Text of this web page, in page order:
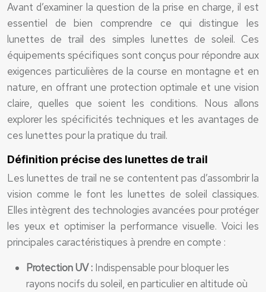
Avant d’examiner la question de la prise en charge, il est
essentiel de bien comprendre ce qui distingue les
lunettes de trail des simples lunettes de soleil. Ces
équipements spécifiques sont conçus pour répondre aux
exigences particulières de la course en montagne et en
nature, en offrant une protection optimale et une vision
claire, quelles que soient les conditions. Nous allons
explorer les spécificités techniques et les avantages de
ces lunettes pour la pratique du trail.
Définition précise des lunettes de trail
Les lunettes de trail ne se contentent pas d’assombrir la
vision comme le font les lunettes de soleil classiques.
Elles intègrent des technologies avancées pour protéger
les yeux et optimiser la performance visuelle. Voici les
principales caractéristiques à prendre en compte :
Protection UV : Indispensable pour bloquer les
rayons nocifs du soleil, en particulier en altitude où